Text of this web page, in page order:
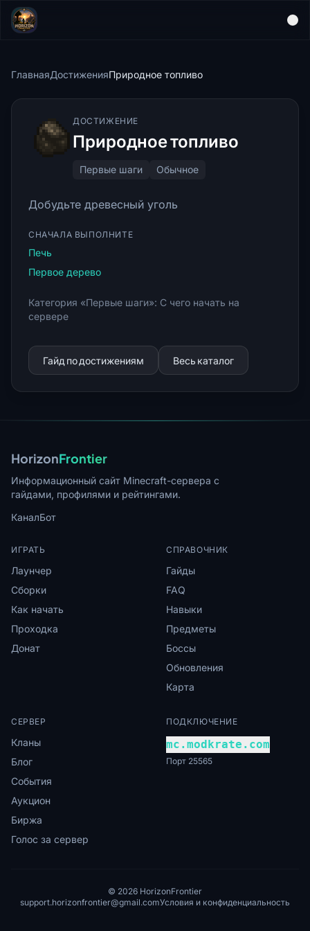
ГлавнаяДостиженияПриродное топливо
ДОСТИЖЕНИЕ
Природное топливо
Первые шаги Обычное
Добудьте древесный уголь
СНАЧАЛА ВЫПОЛНИТЕ
Печь
Первое дерево
Категория «Первые шаги»: С чего начать на
сервере
Гайд по достижениям Весь каталог
HorizonFrontier
Информационный сайт Minecraft-сервера с
гайдами, профилями и рейтингами.
КаналБот
ИГРАТЬ
Лаунчер
Сборки
Как начать
Проходка
Донат
СПРАВОЧНИК
Гайды
FAQ
Навыки
Предметы
Боссы
Обновления
Карта
СЕРВЕР
Кланы
Блог
События
Аукцион
Биржа
Голос за сервер
ПОДКЛЮЧЕНИЕ
mc.modkrate.com
Порт 25565
© 2026 HorizonFrontier
support.horizonfrontier@gmail.comУсловия и конфиденциальность